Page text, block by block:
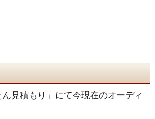
見積もり」にて今現在のオーディ